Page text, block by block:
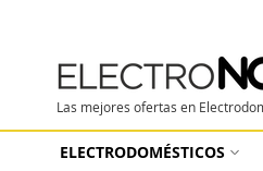
Las mejores ofertas en
ELECTRODOMÉSTICOS